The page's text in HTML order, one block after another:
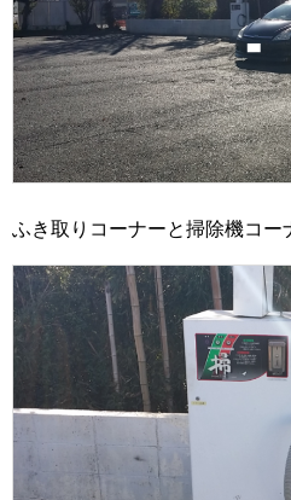
ふき取りコーナーと掃除機コー